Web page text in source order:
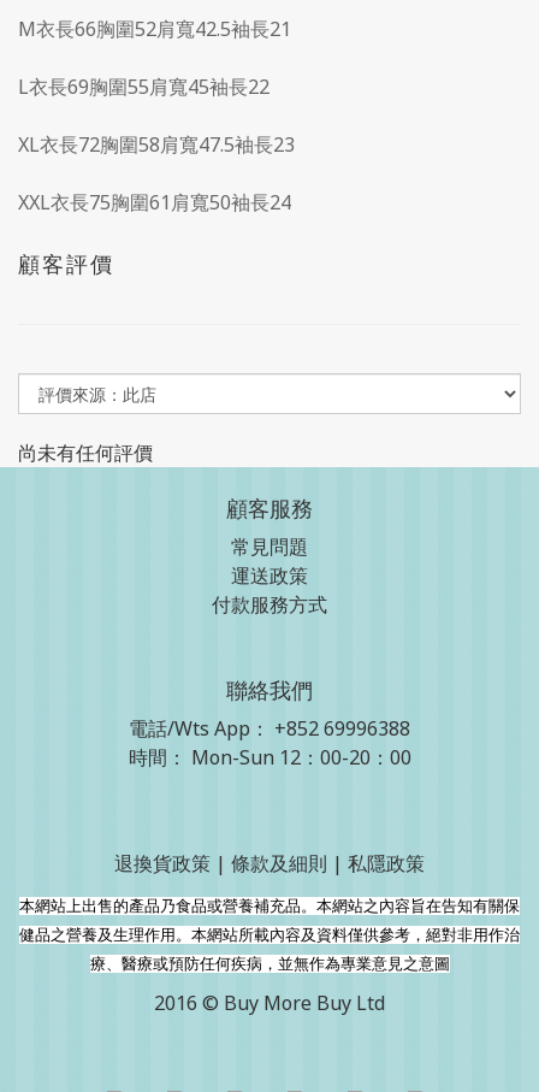
M衣長66胸圍52肩寬42.5袖長21
L衣長69胸圍55肩寬45袖長22
XL衣長72胸圍58肩寬47.5袖長23
XXL衣長75胸圍61肩寬50袖長24
顧客評價
尚未有任何評價
顧客服務
常見問題
運送政策
付款服務方式
聯絡我們
電話/Wts App： +852 69996388
時間： Mon-Sun 12：00-20：00
退換貨政策 | 條款及細則 | 私隱政策
本網站上出售的產品乃食品或營養補充品。本網站之內容旨在告知有關保
健品之營養及生理作用。本網站所載內容及資料僅供參考，絕對非用作治
療、醫療或預防任何疾病，並無作為專業意見之意圖
2016 © Buy More Buy Ltd